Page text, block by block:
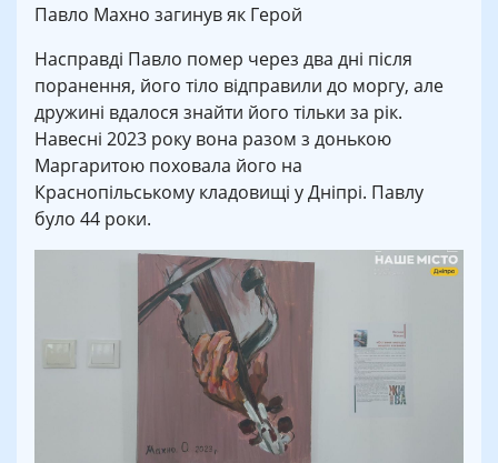
Павло Махно загинув як Герой
Насправді Павло помер через два дні після
поранення, його тіло відправили до моргу, але
дружині вдалося знайти його тільки за рік.
Навесні 2023 року вона разом з донькою
Маргаритою поховала його на
Краснопільському кладовищі у Дніпрі. Павлу
було 44 роки.